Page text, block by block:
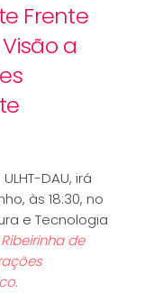
Frente
a
DAU, irá
às 18:30, no
e Tecnologia
de